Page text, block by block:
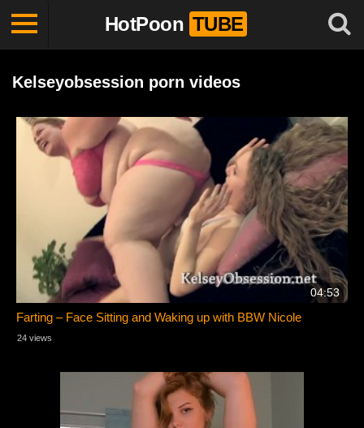
HotPoon TUBE
Kelseyobsession porn videos
04:53
Farting – Face Sitting and Waking up with BBW Nicole
24 views